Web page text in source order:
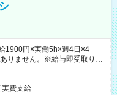
1900円×実働5h×週4日×4
りません。※給与即受取りサ
実費支給